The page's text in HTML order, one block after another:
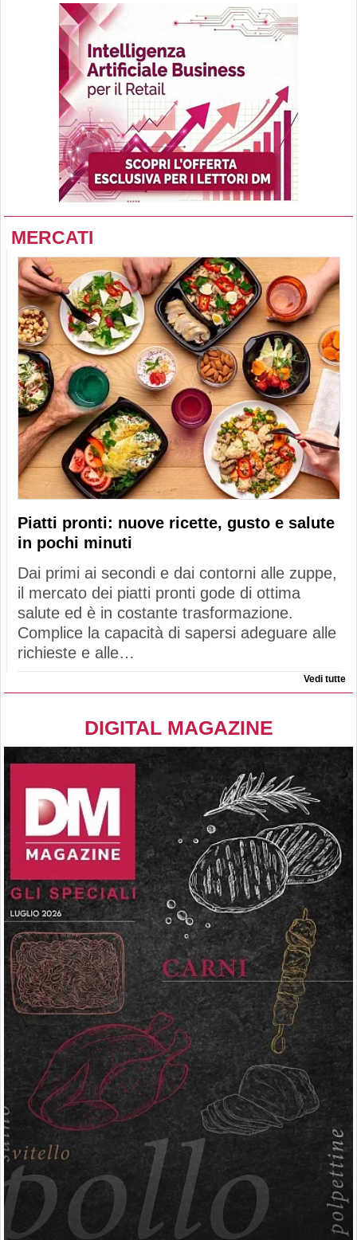
MERCATI
Piatti pronti: nuove ricette, gusto e salute
in pochi minuti
Dai primi ai secondi e dai contorni alle zuppe,
il mercato dei piatti pronti gode di ottima
salute ed è in costante trasformazione.
Complice la capacità di sapersi adeguare alle
richieste e alle…
Vedi tutte
DIGITAL MAGAZINE